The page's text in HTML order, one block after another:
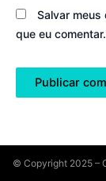
Salvar
que eu comentar.
© Copyright 2025 –